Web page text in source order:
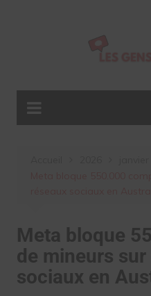
Meta bloque
de mineurs
sociaux en